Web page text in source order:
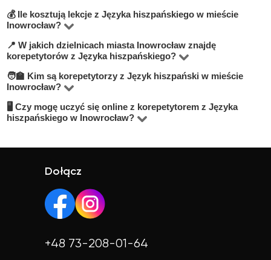
Na platformie BUKI znajdziesz 1 korepetytorów
oferujących zajęcia z Język hiszpański w miejscowości
Inowrocław. Przy wyborze zwróć uwagę na cenę, opinie,
szukać korepetytorów z opcją darmowej lekcji próbnej,
💰 Ile kosztują lekcje z Języka hiszpańskiego w mieście
Inowrocław?
Ceny zależą od poziomu, doświadczenia korepetytora i
trybu zajęć (online lub stacjonarnie). Średnia cena w
mieście Inowrocław wynosi od 60 do 100 zł/h.
📍 W jakich dzielnicach miasta Inowrocław znajdę
korepetytorów z Języka hiszpańskiego?
Na BUKI możesz znaleźć nauczycieli w niemal
wszystkich dzielnicach miasta Inowrocław. Możesz też
wybrać lekcje online, jeśli zależy Ci na elastyczności.
🧑‍🏫 Kim są korepetytorzy z Język hiszpański w mieście
Inowrocław?
Na BUKI znajdziesz wykwalifikowanych nauczycieli,
studentów oraz praktyków z doświadczeniem. Średnia
🖥 Czy mogę uczyć się online z korepetytorem z Języka
hiszpańskiego w Inowrocław?
Online możesz uczyć się w elastyczny sposób,
niezależnie od lokalizacji.
Dołącz
+48 73-208-01-64